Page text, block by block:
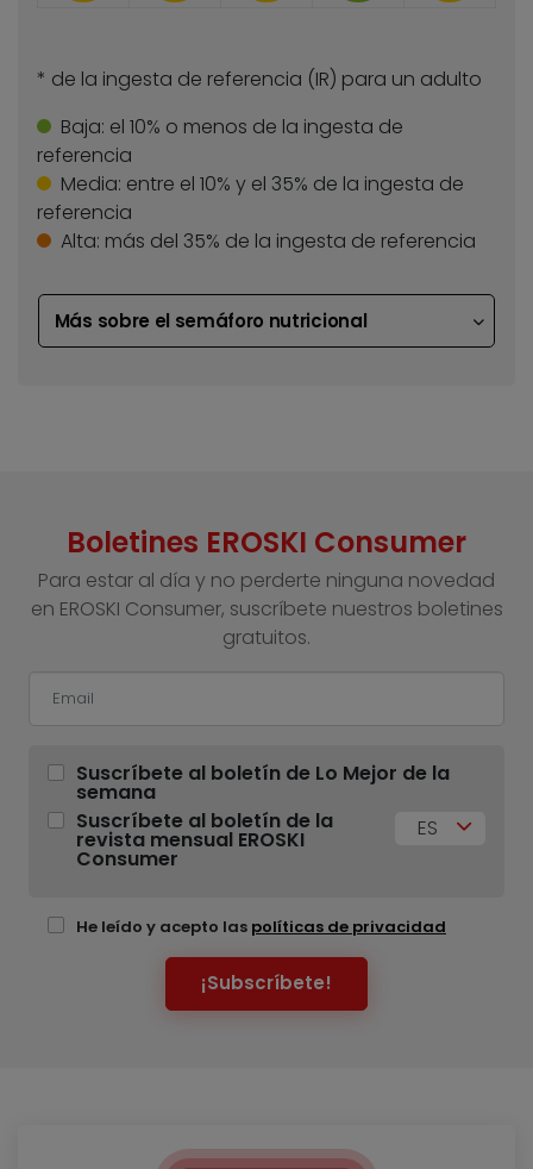
* de la ingesta de referencia (IR) para un adulto
Baja: el 10% o menos de la ingesta de
referencia
Media: entre el 10% y el 35% de la ingesta de
referencia
Alta: más del 35% de la ingesta de referencia
Más sobre el semáforo nutricional
Boletines EROSKI Consumer
Para estar al día y no perderte ninguna novedad
en EROSKI Consumer, suscríbete nuestros boletines
gratuitos.
Suscríbete al boletín de Lo Mejor de la
semana
Suscríbete al boletín de la
revista mensual EROSKI
Consumer
ES
He leído y acepto las políticas de privacidad
¡Subscríbete!